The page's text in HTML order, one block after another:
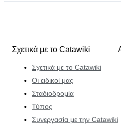
Σχετικά με το Catawiki
Σχετικά με το Catawiki
Οι ειδικοί μας
Σταδιοδρομία
Τύπος
Συνεργασία με την Catawiki